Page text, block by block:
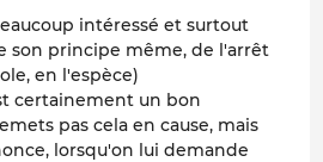
intéressé et surtout
son principe même, de l'arrêt
en l'espèce)
certainement un bon
pas cela en cause, mais
lorsqu'on lui demande